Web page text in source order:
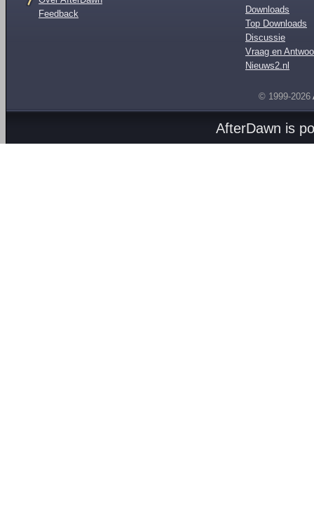
Feedback
Downloads
Top Downloads
Discussie
Vraag en
Nieuws2.nl
© 1999-2026
AfterDawn is